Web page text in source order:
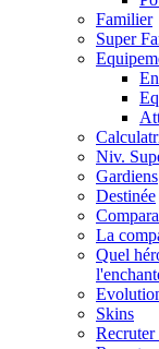
Familier
Super
Niv.
Gardiens
Destinée
La
Quel
Skins
Recruter